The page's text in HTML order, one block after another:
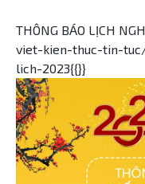
THÔNG BÁO LỊCH
viet-kien-thuc-tin-
lich-2023{{}}